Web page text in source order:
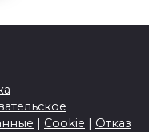
| Cookie | Отказ